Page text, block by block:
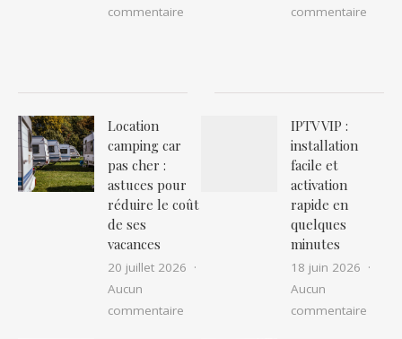
commentaire sur Nid de guêpes ou frelons à
commentaire
Location
camping car
pas cher :
astuces pour
réduire le coût
de ses
vacances
20 juillet 2026
Aucun
commentaire sur Location camping car pas cher :
IPTV VIP :
installation
facile et
activation
rapide en
quelques
minutes
18 juin 2026
Aucun
commentaire